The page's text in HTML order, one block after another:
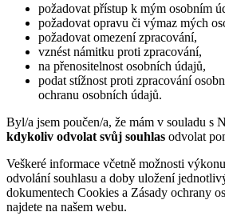
požadovat přístup k mým osobním
požadovat opravu či výmaz mých
požadovat omezení zpracování,
vznést námitku proti zpracování,
na přenositelnost osobních údajů,
podat stížnost proti zpracování
ochranu osobních údajů.
Byl/a jsem poučen/a, že mám v souladu s
kdykoliv odvolat svůj souhlas odvolat
Veškeré informace včetně možnosti
odvolání souhlasu a doby uložení
dokumentech Cookies a Zásady ochrany
najdete na našem webu.